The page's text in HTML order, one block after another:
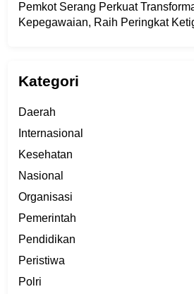
Pemkot Serang Perkuat
Kepegawaian, Raih Peringkat
Kategori
Daerah
Internasional
Kesehatan
Nasional
Organisasi
Pemerintah
Pendidikan
Peristiwa
Polri